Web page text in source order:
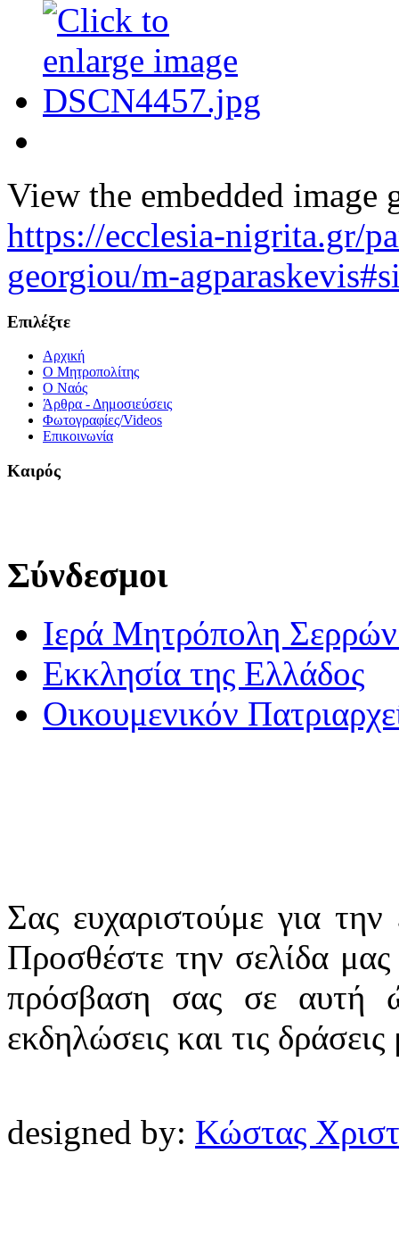
View the embedded image
https://ecclesia-nigrita.gr/
georgiou/m-
Επιλέξτε
Αρχική
Ο Μητροπολίτης
O Ναός
Άρθρα - Δημοσιεύσεις
Φωτογραφίες/Videos
Επικοινωνία
Καιρός
Σύνδεσμοι
Ιερά Μητρόπολη Σερρών
Εκκλησία της Ελλάδος
Οικουμενικόν
Σας ευχαριστούμε για
Προσθέστε την σελίδα μας
πρόσβαση σας σε αυτή
εκδηλώσεις και τις
designed by: Κώστας